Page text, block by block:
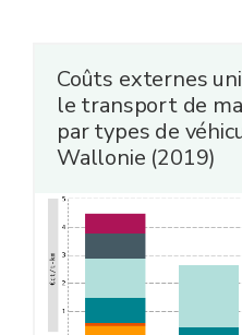
Coûts externes
le transport de
par types de
Wallonie (2019)